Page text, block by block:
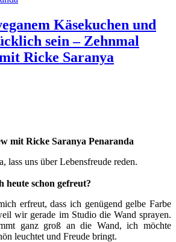
Käsekuchen und
sein – Zehnmal
Ricke Saranya
mit Ricke Saranya Penaranda
lass uns über Lebensfreude reden.
heute schon gefreut?
erfreut, dass ich genügend gelbe Farbe
wir gerade im Studio die Wand sprayen.
ganz groß an die Wand, ich möchte
leuchtet und Freude bringt.